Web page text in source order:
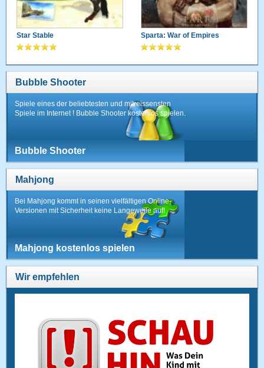
Star Stable Sparta: War of Empires
Bubble Shooter
Spiele eines der beliebtesten und mitreissensten
Spiele im Internet ! Bubble Shooter kostenlos spielen.
Bubble Shooter
Mahjong
Bei Mahjong kommt in seinen vielfältigen Online-
Versionen mit Sicherheit keine Langeweile auf!
Mahjong kostenlos spielen
Wir empfehlen